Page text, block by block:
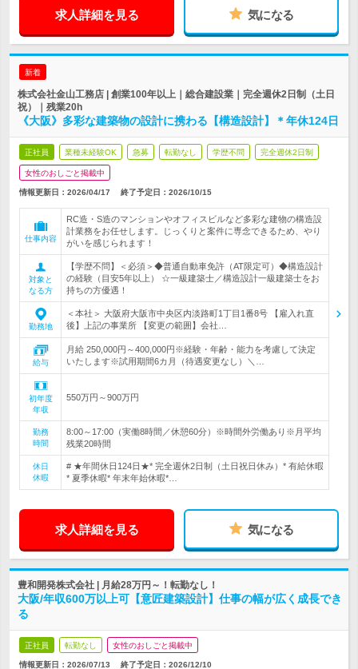
求人詳細を見る 気になる
新着
株式会社金山工務店 | 創業100年以上｜総合建設業｜完全週休2日制（土日
祝）｜残業20h
《大阪》多彩な建築物の設計に携わる【構造設計】＊年休124日
正社員 業種未経験OK 急募 転勤なし 学歴不問 完全週休2日制
女性のおしごと掲載中
情報更新日：2026/04/17 終了予定日： 2026/10/15
仕事内容
RC造・S造のマンションやオフィスビルなど多彩な建物の構造設
計業務をお任せします。じっくりと案件に専念できるため、やり
がいを感じられます！
対象と
なる方
【学歴不問】＜必須＞◆普通自動車免許（AT限定可）◆構造設計
の経験（目安5年以上） ☆一級建築士／構造設計一級建築士をお
持ちの方優遇！
勤務地
＜本社＞ 大阪府大阪市中央区内淡路町1丁目1番8号 【雇入れ直
後】上記の事業所 【変更の範囲】会社…
給与
月給 250,000円～400,000円※経験・年齢・能力を考慮して決定
いたします※試用期間6カ月（待遇変更なし）＼…
初年度
年収
550万円～900万円
勤務
時間
8:00～17:00（実働8時間／休憩60分）※時間外労働あり※月平均
残業20時間
休日
休暇
# ★年間休日124日★* 完全週休2日制（土日祝日休み）* 有給休暇
* 夏季休暇* 年末年始休暇*…
求人詳細を見る 気になる
豊和開発株式会社 | 月給28万円～！転勤なし！
大阪/年収600万以上可【意匠建築設計】仕事の幅が広く成長でき
る
正社員 転勤なし 女性のおしごと掲載中
情報更新日：2026/07/13 終了予定日： 2026/12/10